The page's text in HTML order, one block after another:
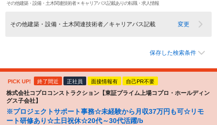
その他建築・設備・土木関連技術者 × キャリアパス記載ありの転職・求人情報
その他建築・設備・土木関連技術者／キャリアパス記載 変更
保存した検索条件
PICK UP! 終了間近 正社員 面接情報有 自己PR不要
株式会社コプロコンストラクション【東証プライム上場コプロ・ホールディン
グス子会社】
※プロジェクトサポート事務☆未経験から月収37万円も可☆リモ
ート研修あり☆土日祝休☆20代～30代活躍/b